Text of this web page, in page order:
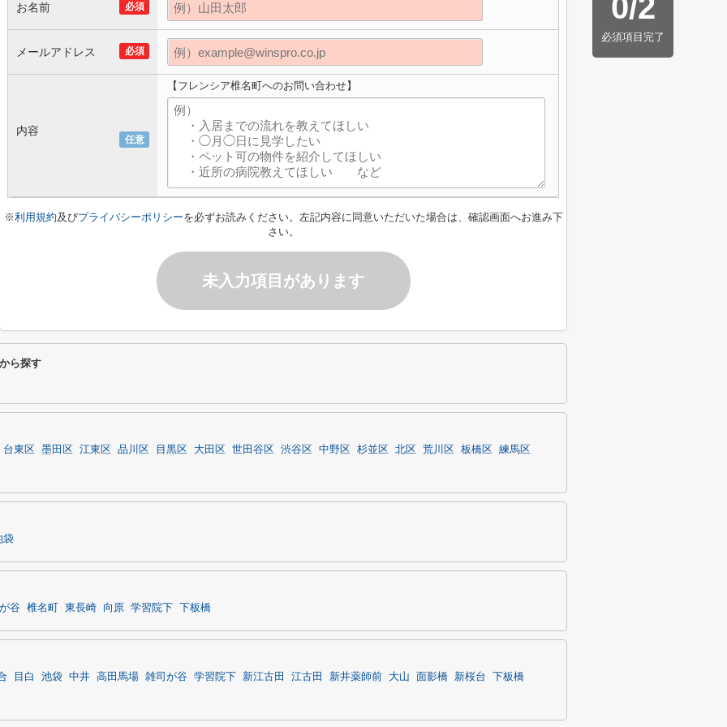
0/2
必須項目完了
必須
お名前
必須
メールアドレス
任意
内容
【フレンシア椎名町へのお問い合わせ】
※利用規約及びプライバシーポリシーを必ずお読みください。左記内容に同意いただいた場合は、確認画面へお進み下
さい。
未入力項目があります
ら探す
台東区 墨田区 江東区 品川区 目黒区 大田区 世田谷区 渋谷区 中野区 杉並区 北区 荒川区 板橋区
練馬区
袋
谷 椎名町 東長崎 向原 学習院下 下板橋
目白 池袋 中井 高田馬場 雑司が谷 学習院下 新江古田 江古田 新井薬師前 大山 面影橋 新桜台
下板橋